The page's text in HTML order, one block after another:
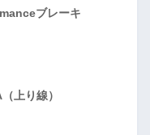
ブレーキ
上り線）